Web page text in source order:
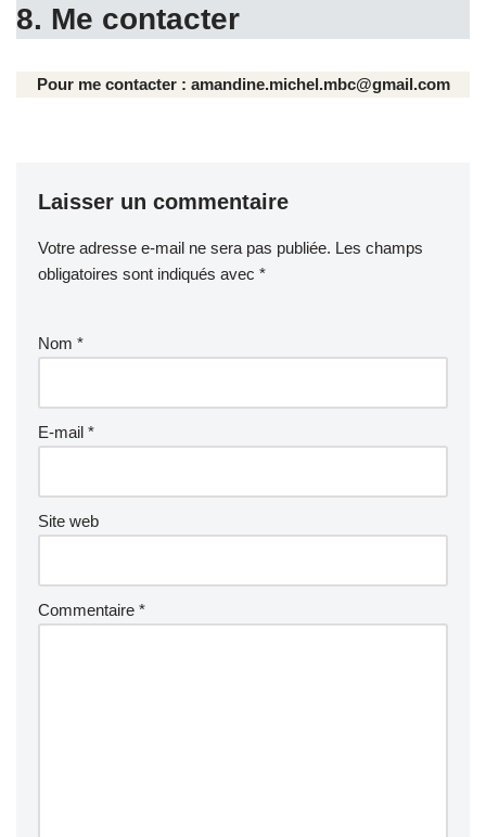
8. Me contacter
Pour me contacter : amandine.michel.mbc@gmail.com
Laisser un commentaire
Votre adresse e-mail ne sera pas publiée. Les champs
obligatoires sont indiqués avec *
Nom *
E-mail *
Site web
Commentaire *